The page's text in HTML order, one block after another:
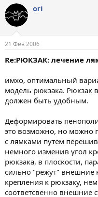
ori
21 Фев 2006
Re:РЮКЗАК: лечение
имхо, оптимальный
модель рюкзака. Рюкзак
должен быть удобным.
Деформировать
это возможно, но можно
с лямками путём
немного изменив угол
рюкзака, в плоскости,
сильно "режут" внешние
крепления к рюкзаку,
соответсвенно внешние